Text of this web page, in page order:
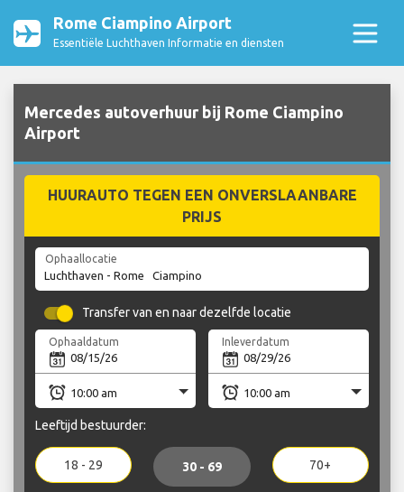
Rome Ciampino Airport
Essentiële Luchthaven Informatie en diensten
Mercedes autoverhuur bij Rome Ciampino
Airport
HUURAUTO TEGEN EEN ONVERSLAANBARE
PRIJS
Ophaallocatie
Transfer van en naar dezelfde locatie
Ophaaldatum Inleverdatum
Leeftijd bestuurder:
18 - 29 30 - 69 70+